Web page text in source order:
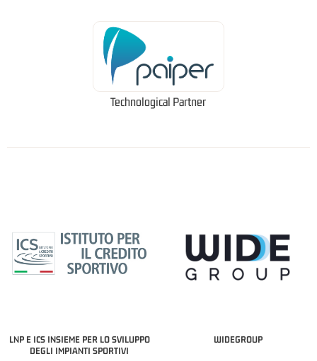
Technological Partner
LNP E ICS INSIEME PER LO SVILUPPO
DEGLI IMPIANTI SPORTIVI
WIDEGROUP